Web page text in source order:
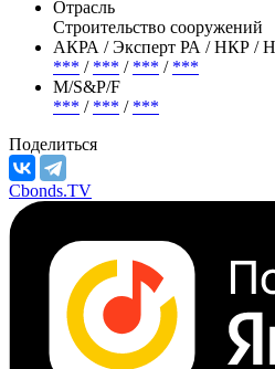
Отрасль
Строительство сооружений
АКРА / Эксперт РА / НКР /
*** / *** / *** / ***
М/S&P/F
*** / *** / ***
Поделиться
Cbonds.TV